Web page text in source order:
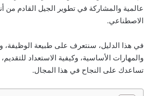
عالمية والمشاركة في تطوير الجيل القادم من
الاصطناعي.
في هذا الدليل، سنتعرف على طبيعة الوظيفة،
والمهارات الأساسية، وكيفية الاستعداد
تساعدك على النجاح في هذا المجال.